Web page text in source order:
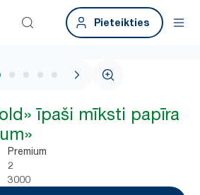
Pieteikties
1 / 6
īpaši mīksti papīra
Premium
2
3000